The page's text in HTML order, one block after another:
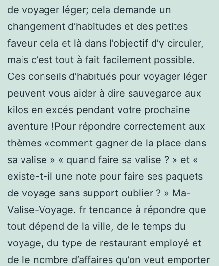
de voyager léger; cela demande un
changement d’habitudes et des petites
faveur cela et là dans l’objectif d’y circuler,
mais c’est tout à fait facilement possible.
Ces conseils d’habitués pour voyager léger
peuvent vous aider à dire sauvegarde aux
kilos en excés pendant votre prochaine
aventure !Pour répondre correctement aux
thèmes «comment gagner de la place dans
sa valise » « quand faire sa valise ? » et «
existe-t-il une note pour faire ses paquets
de voyage sans support oublier ? » Ma-
Valise-Voyage. fr tendance à répondre que
tout dépend de la ville, de le temps du
voyage, du type de restaurant employé et
de le nombre d’affaires qu’on veut emporter